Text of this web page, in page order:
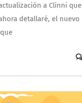
a Clinni que
detallaré, el nuevo